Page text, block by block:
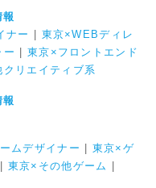
ナー
東京×WEBディレ
ー
東京×フロントエンド
リエイティブ系
ムデザイナー
東京×ゲ
東京×その他ゲーム